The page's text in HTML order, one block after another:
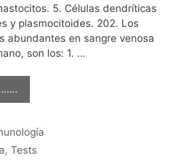
5. Células dendríticas
y plasmocitoides. 202. Los
abundantes en sangre venosa
son los: 1. …
,Tests